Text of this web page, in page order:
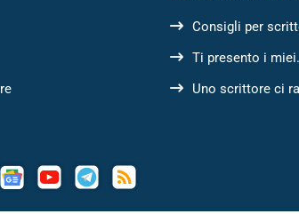
Consigli per
Ti presento i
Uno scrittore ci